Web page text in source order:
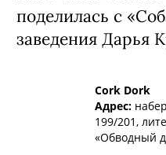
поделилась с
заведения Дарья
Cork Dork
Адрес:
199/201,
«Обводный